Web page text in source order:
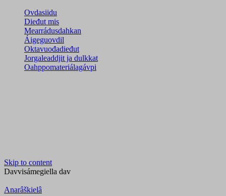
Ovdasiidu
Dieđut mis
Mearrádusdahkan
Áigeguovdil
Oktavuođadieđut
Jorgaleaddjit ja dulkkat
Oahppomateriálagávpi
Skip to content
Davvisámegiella dav
Anarâškielâ